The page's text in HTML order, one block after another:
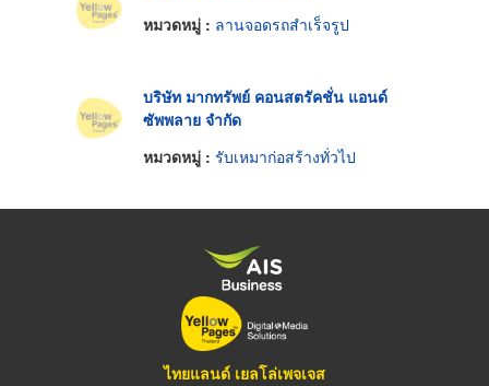
หมวดหมู่ : ลานจอดรถสำเร็จรูป
บริษัท มากทรัพย์ คอนสตรัคชั่น แอนด์
ซัพพลาย จำกัด
หมวดหมู่ : รับเหมาก่อสร้างทั่วไป
ไทยแลนด์ เยลโล่เพจเจส